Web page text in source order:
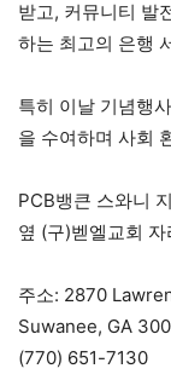
받고, 커뮤니티 발
하는 최고의 은행
특히 이날 기념행
을 수여하며 사회
PCB뱅큰 스와니
옆 (구)벧엘교회
주소: 2870
Suwanee, GA
(770) 651-7130